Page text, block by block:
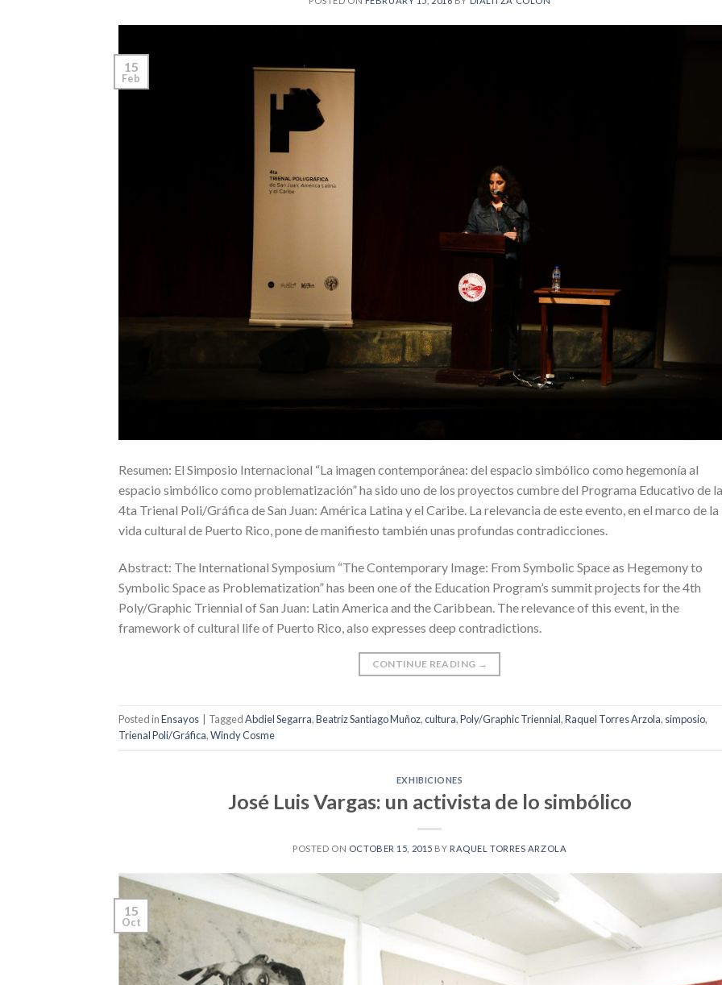
15
Feb
Resumen: El Simposio Internacional “La imagen contemporánea: del espacio simbólico como hegemonía al
espacio simbólico como problematización” ha sido uno de los proyectos cumbre del Programa Educativo de la
4ta Trienal Poli/Gráfica de San Juan: América Latina y el Caribe. La relevancia de este evento, en el marco de la
vida cultural de Puerto Rico, pone de manifiesto también unas profundas contradicciones.
Abstract: The International Symposium “The Contemporary Image: From Symbolic Space as Hegemony to
Symbolic Space as Problematization” has been one of the Education Program’s summit projects for the 4th
Poly/Graphic Triennial of San Juan: Latin America and the Caribbean. The relevance of this event, in the
framework of cultural life of Puerto Rico, also expresses deep contradictions.
CONTINUE READING →
Posted inEnsayos TaggedAbdiel Segarra,Beatriz Santiago Muñoz,cultura,Poly/Graphic Triennial,Raquel Torres Arzola, simposio,
Trienal Poli/Gráfica,Windy Cosme
EXHIBICIONES
José Luis Vargas: un activista de lo simbólico
POSTED ON OCTOBER 15, 2015 BY RAQUEL TORRES ARZOLA
15
Oct